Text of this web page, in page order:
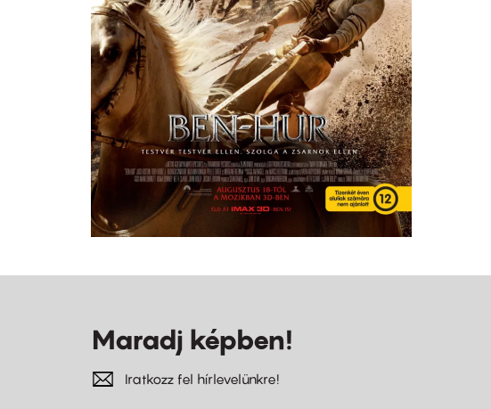
Maradj képben!
Iratkozz fel hírlevelünkre!